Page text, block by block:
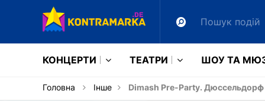
КОНЦЕРТИ ТЕАТРИ ШОУ ТА
Головна Інше Dimash Pre-Party.